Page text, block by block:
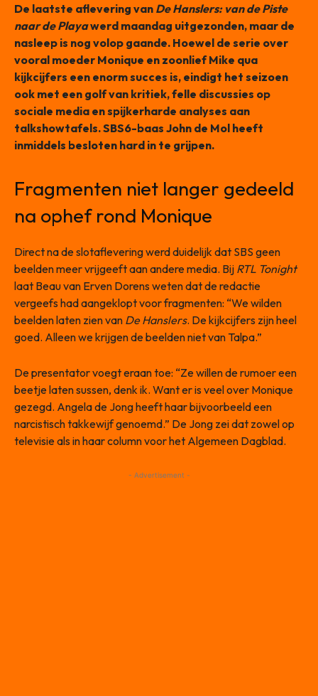
De laatste aflevering van De Hanslers: van de Piste
naar de Playawerd maandag uitgezonden, maar de
nasleep is nog volop gaande. Hoewel de serie over
vooral moeder Monique en zoonlief Mike qua
kijkcijfers een enorm succes is, eindigt het seizoen
ook met een golf van kritiek, felle discussies op
sociale media en spijkerharde analyses aan
talkshowtafels. SBS6-baas John de Mol heeft
inmiddels besloten hard in te grijpen.
Fragmenten niet langer gedeeld
na ophef rond Monique
Direct na de slotaflevering werd duidelijk dat SBS geen
beelden meer vrijgeeft aan andere media. Bij RTL Tonight
laat Beau van Erven Dorens weten dat de redactie
vergeefs had aangeklopt voor fragmenten: “We wilden
beelden laten zien van De Hanslers. De kijkcijfers zijn heel
goed. Alleen we krijgen de beelden niet van Talpa.”
De presentator voegt eraan toe: “Ze willen de rumoer een
beetje laten sussen, denk ik. Want er is veel over Monique
gezegd. Angela de Jong heeft haar bijvoorbeeld een
narcistisch takkewijf genoemd.” De Jong zei dat zowel op
televisie als in haar column voor het Algemeen Dagblad.
- Advertisement -